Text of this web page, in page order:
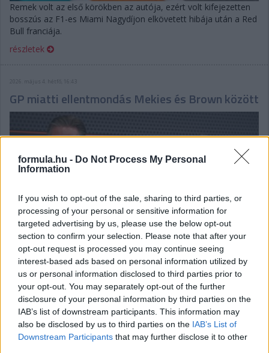
formula.hu - Do Not Process My Personal
Information
If you wish to opt-out of the sale, sharing to third parties, or
processing of your personal or sensitive information for
targeted advertising by us, please use the below opt-out
section to confirm your selection. Please note that after your
opt-out request is processed you may continue seeing
interest-based ads based on personal information utilized by
us or personal information disclosed to third parties prior to
your opt-out. You may separately opt-out of the further
disclosure of your personal information by third parties on the
IAB’s list of downstream participants. This information may
also be disclosed by us to third parties on the IAB’s List of
Downstream Participants that may further disclose it to other
Remek volt az első körökben az autója, ezért volt kifejezetten
bosszús az F1-es Miami Nagydíjon elkövetett hibája után a Red
Bull franciája.
részletek
2026. május 4. hétfő, 16:43
GP miatti ellentmondás Mekies és Brown között
Laurent Mekies azt állította, Verstappen mérnöke csapatfőnök
lesz a wokingiaknál, Zak Brown cáfolt – a félreértés miatt a két
vezetőség Miamiban le is ült egymással tisztázni a dolgokat.
részletek